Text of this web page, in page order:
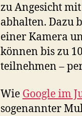
zu Angesicht
abhalten. Dazu
einer Kamera
können bis zu
teilnehmen –
Wie Google im
sogenannter